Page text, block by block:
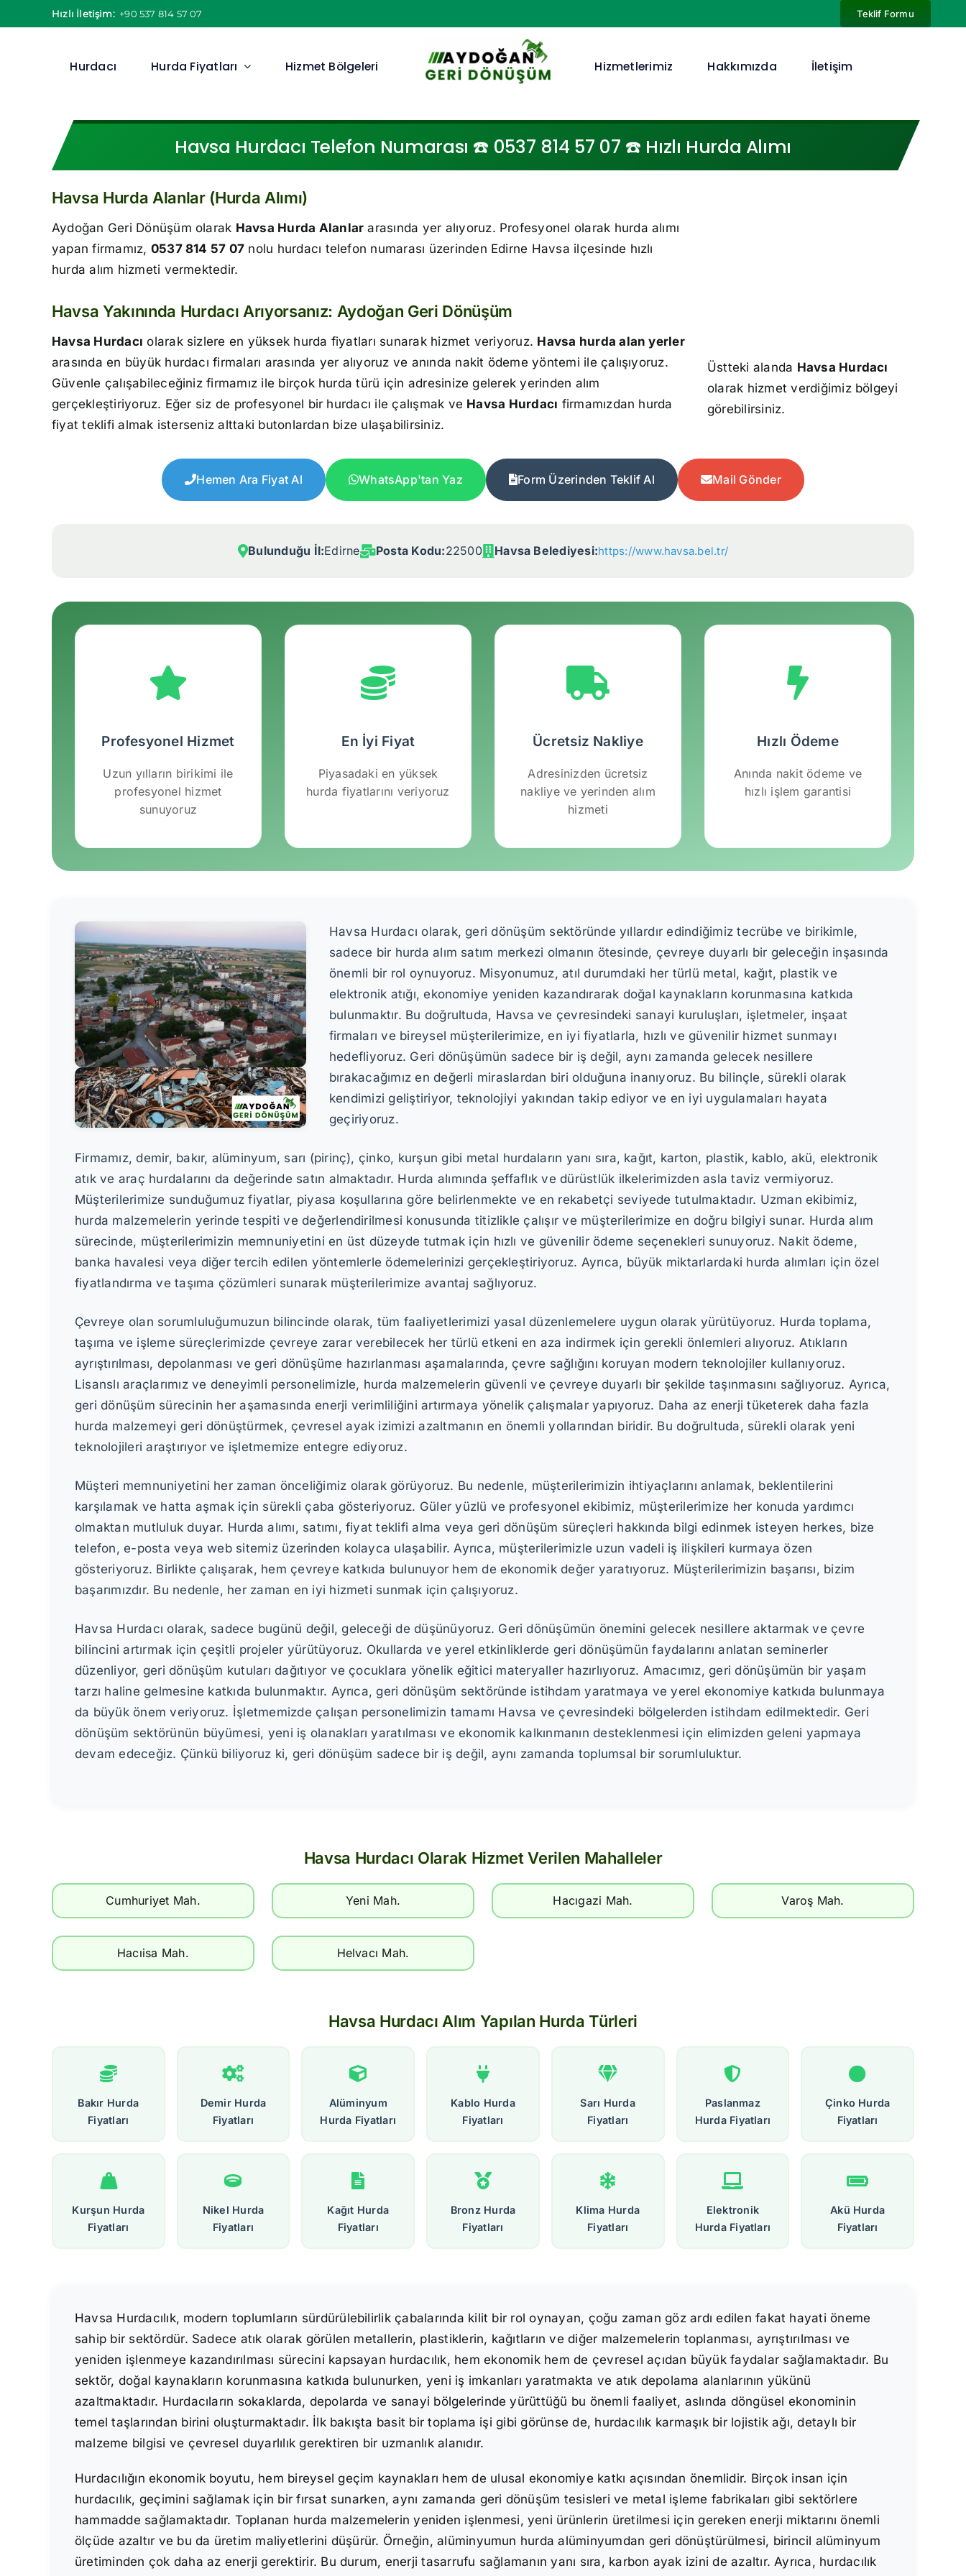
to
Hızlı İletişim: +90 537 814 57 07 Teklif Formu
Hurdacı Hurda Fiyatları Hizmet Bölgeleri Hizmetlerimiz Hakkımızda İletişim
Havsa Hurdacı Telefon Numarası ☎️ 0537 814 57 07 ☎️ Hızlı Hurda Alımı
Havsa Hurda Alanlar (Hurda Alımı)
Aydoğan Geri Dönüşüm olarak Havsa Hurda Alanlar arasında yer alıyoruz. Profesyonel olarak hurda alımı
yapan firmamız, 0537 814 57 07 nolu hurdacı telefon numarası üzerinden Edirne Havsa ilçesinde hızlı
hurda alım hizmeti vermektedir.
Havsa Yakınında Hurdacı Arıyorsanız: Aydoğan Geri Dönüşüm
Havsa Hurdacı olarak sizlere en yüksek hurda fiyatları sunarak hizmet veriyoruz. Havsa hurda alan yerler
arasında en büyük hurdacı firmaları arasında yer alıyoruz ve anında nakit ödeme yöntemi ile çalışıyoruz.
Güvenle çalışabileceğiniz firmamız ile birçok hurda türü için adresinize gelerek yerinden alım
gerçekleştiriyoruz. Eğer siz de profesyonel bir hurdacı ile çalışmak ve Havsa Hurdacı firmamızdan hurda
fiyat teklifi almak isterseniz alttaki butonlardan bize ulaşabilirsiniz.
Üstteki alanda Havsa Hurdacı
olarak hizmet verdiğimiz bölgeyi
görebilirsiniz.
Hemen Ara Fiyat Al WhatsApp'tan Yaz Form Üzerinden Teklif Al Mail Gönder
Bulunduğu İl:Edirne Posta Kodu:22500 Havsa Belediyesi:https://www.havsa.bel.tr/
Profesyonel Hizmet
Uzun yılların birikimi ile
profesyonel hizmet
sunuyoruz
En İyi Fiyat
Piyasadaki en yüksek
hurda fiyatlarını veriyoruz
Ücretsiz Nakliye
Adresinizden ücretsiz
nakliye ve yerinden alım
hizmeti
Hızlı Ödeme
Anında nakit ödeme ve
hızlı işlem garantisi
Havsa Hurdacı olarak, geri dönüşüm sektöründe yıllardır edindiğimiz tecrübe ve birikimle,
sadece bir hurda alım satım merkezi olmanın ötesinde, çevreye duyarlı bir geleceğin inşasında
önemli bir rol oynuyoruz. Misyonumuz, atıl durumdaki her türlü metal, kağıt, plastik ve
elektronik atığı, ekonomiye yeniden kazandırarak doğal kaynakların korunmasına katkıda
bulunmaktır. Bu doğrultuda, Havsa ve çevresindeki sanayi kuruluşları, işletmeler, inşaat
firmaları ve bireysel müşterilerimize, en iyi fiyatlarla, hızlı ve güvenilir hizmet sunmayı
hedefliyoruz. Geri dönüşümün sadece bir iş değil, aynı zamanda gelecek nesillere
bırakacağımız en değerli miraslardan biri olduğuna inanıyoruz. Bu bilinçle, sürekli olarak
kendimizi geliştiriyor, teknolojiyi yakından takip ediyor ve en iyi uygulamaları hayata
geçiriyoruz.
Firmamız, demir, bakır, alüminyum, sarı (pirinç), çinko, kurşun gibi metal hurdaların yanı sıra, kağıt, karton, plastik, kablo, akü, elektronik
atık ve araç hurdalarını da değerinde satın almaktadır. Hurda alımında şeffaflık ve dürüstlük ilkelerimizden asla taviz vermiyoruz.
Müşterilerimize sunduğumuz fiyatlar, piyasa koşullarına göre belirlenmekte ve en rekabetçi seviyede tutulmaktadır. Uzman ekibimiz,
hurda malzemelerin yerinde tespiti ve değerlendirilmesi konusunda titizlikle çalışır ve müşterilerimize en doğru bilgiyi sunar. Hurda alım
sürecinde, müşterilerimizin memnuniyetini en üst düzeyde tutmak için hızlı ve güvenilir ödeme seçenekleri sunuyoruz. Nakit ödeme,
banka havalesi veya diğer tercih edilen yöntemlerle ödemelerinizi gerçekleştiriyoruz. Ayrıca, büyük miktarlardaki hurda alımları için özel
fiyatlandırma ve taşıma çözümleri sunarak müşterilerimize avantaj sağlıyoruz.
Çevreye olan sorumluluğumuzun bilincinde olarak, tüm faaliyetlerimizi yasal düzenlemelere uygun olarak yürütüyoruz. Hurda toplama,
taşıma ve işleme süreçlerimizde çevreye zarar verebilecek her türlü etkeni en aza indirmek için gerekli önlemleri alıyoruz. Atıkların
ayrıştırılması, depolanması ve geri dönüşüme hazırlanması aşamalarında, çevre sağlığını koruyan modern teknolojiler kullanıyoruz.
Lisanslı araçlarımız ve deneyimli personelimizle, hurda malzemelerin güvenli ve çevreye duyarlı bir şekilde taşınmasını sağlıyoruz. Ayrıca,
geri dönüşüm sürecinin her aşamasında enerji verimliliğini artırmaya yönelik çalışmalar yapıyoruz. Daha az enerji tüketerek daha fazla
hurda malzemeyi geri dönüştürmek, çevresel ayak izimizi azaltmanın en önemli yollarından biridir. Bu doğrultuda, sürekli olarak yeni
teknolojileri araştırıyor ve işletmemize entegre ediyoruz.
Müşteri memnuniyetini her zaman önceliğimiz olarak görüyoruz. Bu nedenle, müşterilerimizin ihtiyaçlarını anlamak, beklentilerini
karşılamak ve hatta aşmak için sürekli çaba gösteriyoruz. Güler yüzlü ve profesyonel ekibimiz, müşterilerimize her konuda yardımcı
olmaktan mutluluk duyar. Hurda alımı, satımı, fiyat teklifi alma veya geri dönüşüm süreçleri hakkında bilgi edinmek isteyen herkes, bize
telefon, e-posta veya web sitemiz üzerinden kolayca ulaşabilir. Ayrıca, müşterilerimizle uzun vadeli iş ilişkileri kurmaya özen
gösteriyoruz. Birlikte çalışarak, hem çevreye katkıda bulunuyor hem de ekonomik değer yaratıyoruz. Müşterilerimizin başarısı, bizim
başarımızdır. Bu nedenle, her zaman en iyi hizmeti sunmak için çalışıyoruz.
Havsa Hurdacı olarak, sadece bugünü değil, geleceği de düşünüyoruz. Geri dönüşümün önemini gelecek nesillere aktarmak ve çevre
bilincini artırmak için çeşitli projeler yürütüyoruz. Okullarda ve yerel etkinliklerde geri dönüşümün faydalarını anlatan seminerler
düzenliyor, geri dönüşüm kutuları dağıtıyor ve çocuklara yönelik eğitici materyaller hazırlıyoruz. Amacımız, geri dönüşümün bir yaşam
tarzı haline gelmesine katkıda bulunmaktır. Ayrıca, geri dönüşüm sektöründe istihdam yaratmaya ve yerel ekonomiye katkıda bulunmaya
da büyük önem veriyoruz. İşletmemizde çalışan personelimizin tamamı Havsa ve çevresindeki bölgelerden istihdam edilmektedir. Geri
dönüşüm sektörünün büyümesi, yeni iş olanakları yaratılması ve ekonomik kalkınmanın desteklenmesi için elimizden geleni yapmaya
devam edeceğiz. Çünkü biliyoruz ki, geri dönüşüm sadece bir iş değil, aynı zamanda toplumsal bir sorumluluktur.
Havsa Hurdacı Olarak Hizmet Verilen Mahalleler
Cumhuriyet Mah. Yeni Mah. Hacıgazi Mah. Varoş Mah.
Hacıisa Mah. Helvacı Mah.
Havsa Hurdacı Alım Yapılan Hurda Türleri
Bakır Hurda
Fiyatları
Demir Hurda
Fiyatları
Alüminyum
Hurda Fiyatları
Kablo Hurda
Fiyatları
Sarı Hurda
Fiyatları
Paslanmaz
Hurda Fiyatları
Çinko Hurda
Fiyatları
Kurşun Hurda
Fiyatları
Nikel Hurda
Fiyatları
Kağıt Hurda
Fiyatları
Bronz Hurda
Fiyatları
Klima Hurda
Fiyatları
Elektronik
Hurda Fiyatları
Akü Hurda
Fiyatları
Havsa Hurdacılık, modern toplumların sürdürülebilirlik çabalarında kilit bir rol oynayan, çoğu zaman göz ardı edilen fakat hayati öneme
sahip bir sektördür. Sadece atık olarak görülen metallerin, plastiklerin, kağıtların ve diğer malzemelerin toplanması, ayrıştırılması ve
yeniden işlenmeye kazandırılması sürecini kapsayan hurdacılık, hem ekonomik hem de çevresel açıdan büyük faydalar sağlamaktadır. Bu
sektör, doğal kaynakların korunmasına katkıda bulunurken, yeni iş imkanları yaratmakta ve atık depolama alanlarının yükünü
azaltmaktadır. Hurdacıların sokaklarda, depolarda ve sanayi bölgelerinde yürüttüğü bu önemli faaliyet, aslında döngüsel ekonominin
temel taşlarından birini oluşturmaktadır. İlk bakışta basit bir toplama işi gibi görünse de, hurdacılık karmaşık bir lojistik ağı, detaylı bir
malzeme bilgisi ve çevresel duyarlılık gerektiren bir uzmanlık alanıdır.
Hurdacılığın ekonomik boyutu, hem bireysel geçim kaynakları hem de ulusal ekonomiye katkı açısından önemlidir. Birçok insan için
hurdacılık, geçimini sağlamak için bir fırsat sunarken, aynı zamanda geri dönüşüm tesisleri ve metal işleme fabrikaları gibi sektörlere
hammadde sağlamaktadır. Toplanan hurda malzemelerin yeniden işlenmesi, yeni ürünlerin üretilmesi için gereken enerji miktarını önemli
ölçüde azaltır ve bu da üretim maliyetlerini düşürür. Örneğin, alüminyumun hurda alüminyumdan geri dönüştürülmesi, birincil alüminyum
üretiminden çok daha az enerji gerektirir. Bu durum, enerji tasarrufu sağlamanın yanı sıra, karbon ayak izini de azaltır. Ayrıca, hurdacılık